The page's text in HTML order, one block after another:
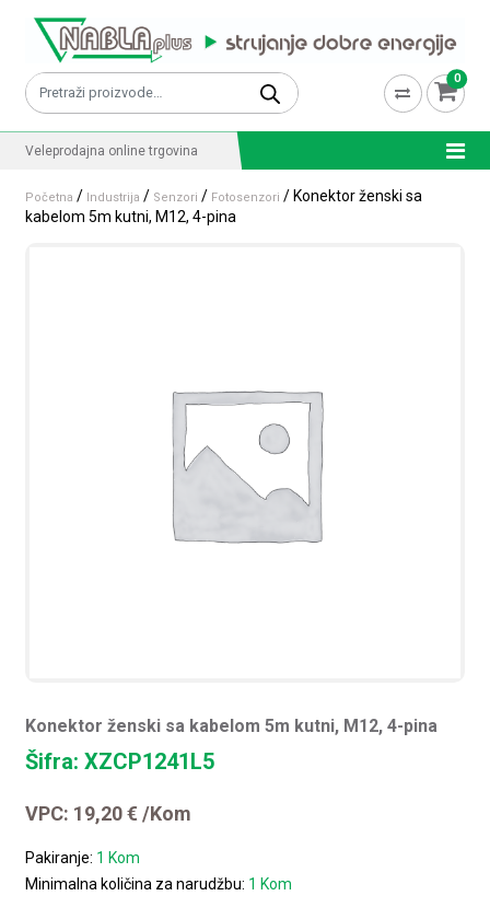
Pretraži: 0
Veleprodajna online trgovina
Početna / Industrija / Senzori / Fotosenzori / Konektor ženski sa
kabelom 5m kutni, M12, 4-pina
Konektor ženski sa kabelom 5m kutni, M12, 4-pina
Šifra: XZCP1241L5
VPC: 19,20€ /Kom
Pakiranje: 1 Kom
Minimalna količina za narudžbu: 1 Kom